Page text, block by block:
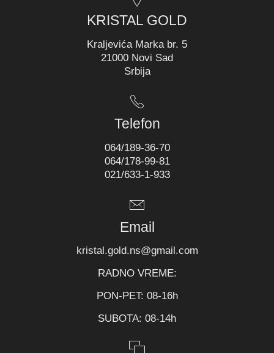
KRISTAL GOLD
Kraljevića Marka br. 5
21000 Novi Sad
Srbija
Telefon
064/189-36-70
064/178-99-81
021/633-1-933
Email
kristal.gold.ns@gmail.com
RADNO VREME:
PON-PET: 08-16h
SUBOTA: 08-14h